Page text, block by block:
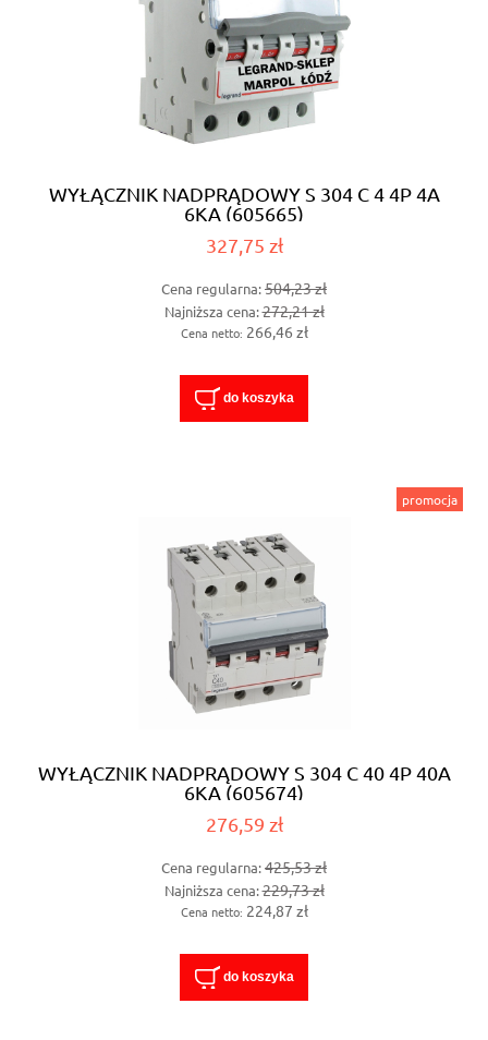
WYŁĄCZNIK NADPRĄDOWY S 304 C 4 4P 4A
6KA (605665)
327,75 zł
Cena regularna:504,23 zł
Najniższa cena:272,21 zł
Cena netto: 266,46 zł
do koszyka
WYŁĄCZNIK NADPRĄDOWY S 304 C 40 4P 40A
6KA (605674)
276,59 zł
Cena regularna:425,53 zł
Najniższa cena:229,73 zł
Cena netto: 224,87 zł
do koszyka
promocja